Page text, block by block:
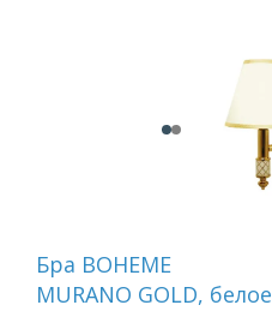
Бра BOHEME
MURANO GOLD, белое